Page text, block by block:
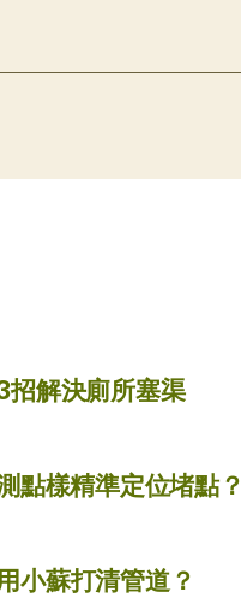
招解決廁所塞渠
點樣精準定位堵點？
小蘇打清管道？